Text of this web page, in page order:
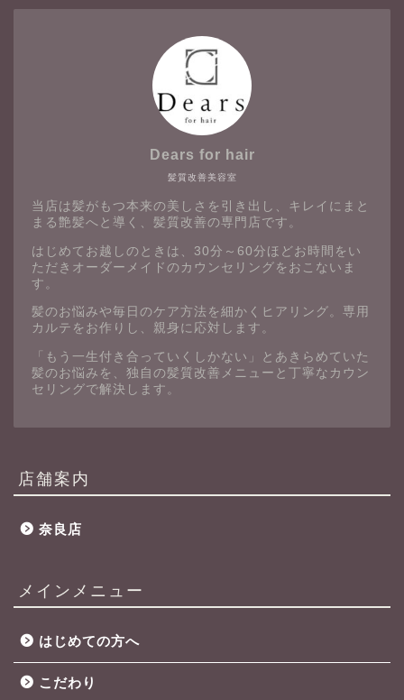
髪質改善美容室
Dears for hair
当店は髪がもつ本来の美しさを引き出し、キレイにまと
まる艶髪へと導く、髪質改善の専門店です。
はじめてお越しのときは、30分～60分ほどお時間をい
ただきオーダーメイドのカウンセリングをおこないま
す。
髪のお悩みや毎日のケア方法を細かくヒアリング。専用
カルテをお作りし、親身に応対します。
「もう一生付き合っていくしかない」とあきらめていた
髪のお悩みを、独自の髪質改善メニューと丁寧なカウン
セリングで解決します。
店舗案内
奈良店
メインメニュー
はじめての方へ
こだわり